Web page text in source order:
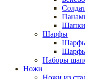
Шапки
Шарфы
Шарфы
Наборы
Ножи
Ножи из